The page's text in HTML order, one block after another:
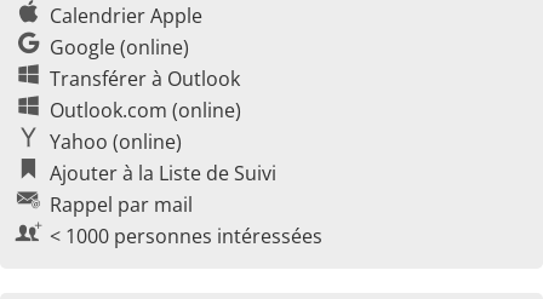
Calendrier Apple
Google (online)
Transférer à Outlook
Outlook.com (online)
Yahoo (online)
Ajouter à la Liste de Suivi
Rappel par mail
< 1000 personnes intéressées